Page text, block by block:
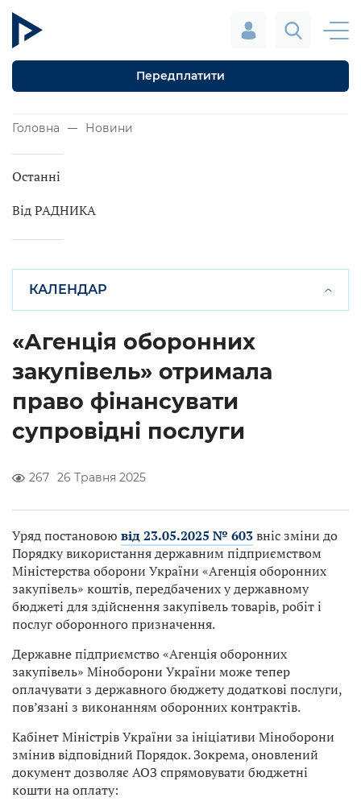
Передплатити
Головна Новини
Останні
Від РАДНИКА
КАЛЕНДАР
«Агенція оборонних
закупівель» отримала
право фінансувати
супровідні послуги
267 26 Травня 2025
Уряд постановою від 23.05.2025 № 603вніс зміни до
Порядку використання державним підприємством
Міністерства оборони України «Агенція оборонних
закупівель» коштів, передбачених у державному
бюджеті для здійснення закупівель товарів, робіт і
послуг оборонного призначення.
Державне підприємство «Агенція оборонних
закупівель» Міноборони України може тепер
оплачувати з державного бюджету додаткові послуги,
пов’язані з виконанням оборонних контрактів.
Кабінет Міністрів України за ініціативи Міноборони
змінив відповідний Порядок. Зокрема, оновлений
документ дозволяє АОЗ спрямовувати бюджетні
кошти на оплату: